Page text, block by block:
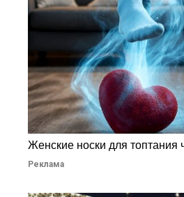
Женские носки для топтания
Реклама